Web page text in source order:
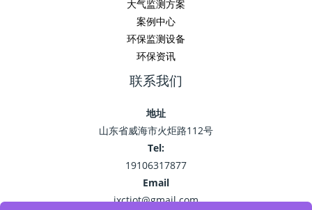
大气监测方案
案例中心
环保监测设备
环保资讯
联系我们
地址
山东省威海市火炬路112号
Tel:
19106317877
Email
jxctiot@gmail.com